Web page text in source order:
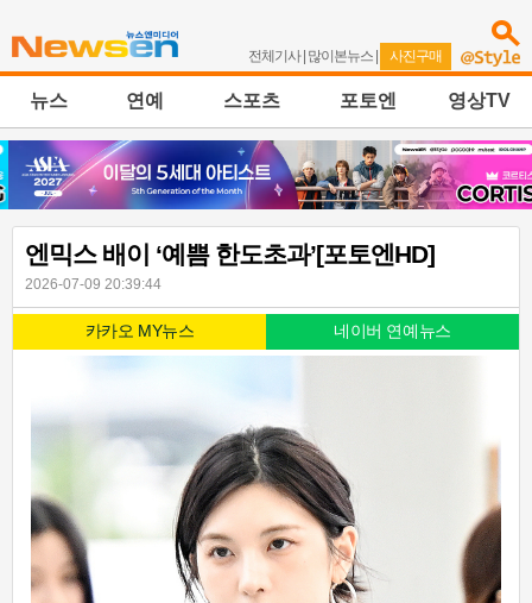
전체기사| 많이본뉴스 | 사진구매
뉴스 연예 스포츠 포토엔 영상TV
엔믹스 배이 ‘예쁨 한도초과’[포토엔HD]
2026-07-09 20:39:44
카카오 MY뉴스 네이버 연예뉴스